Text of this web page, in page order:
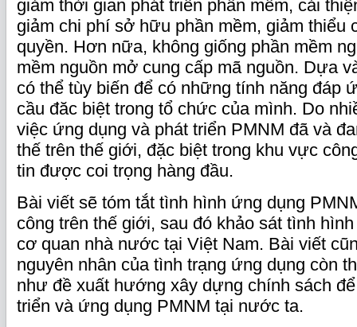
giảm thời gian phát triển phần mềm, cải
giảm chi phí sở hữu phần mềm, giảm thiểu
quyền. Hơn nữa, không giống phần mềm
mềm nguồn mở cung cấp mã nguồn. Dựa
có thể tùy biến để có những tính năng đáp
cầu đăc biệt trong tổ chức của mình. Do
việc ứng dụng và phát triển PMNM đã và
thế trên thế giới, đặc biệt trong khu vực
tin được coi trọng hàng đầu.
Bài viết sẽ tóm tắt tình hình ứng dụng
công trên thế giới, sau đó khảo sát tình
cơ quan nhà nước tại Việt Nam. Bài viết
nguyên nhân của tình trạng ứng dụng còn
như đề xuất hướng xây dựng chính sách
triển và ứng dụng PMNM tại nước ta.